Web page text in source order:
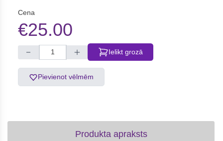
Cena
€25.00
Ielikt grozā
Pievienot vēlmēm
Produkta apraksts